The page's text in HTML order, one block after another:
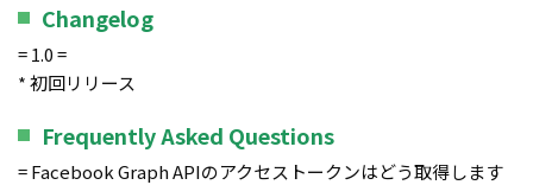
Changelog
= 1.0 =
* 初回リリース
Frequently Asked Questions
= Facebook Graph APIのアクセストークンはどう取得します